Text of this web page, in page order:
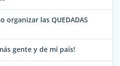
organizar las QUEDADAS
gente y de mí país!